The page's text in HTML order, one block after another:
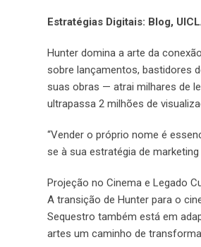
Estratégias Digitais: Blog,
Hunter domina a arte da
sobre lançamentos, bastidores
suas obras — atrai milhares de
ultrapassa 2 milhões de
“Vender o próprio nome é
se à sua estratégia de
Projeção no Cinema e Legado
A transição de Hunter para o
Sequestro também está em
artes um caminho de